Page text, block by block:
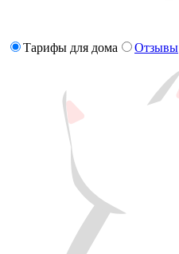
Тарифы для дома Отзывы